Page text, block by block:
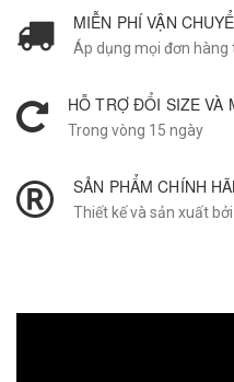
MIỄN PHÍ VẬN
Áp dụng mọi đơn hàng
HỖ TRỢ ĐỔI SIZE VÀ
Trong vòng 15 ngày
SẢN PHẨM CHÍNH
Thiết kế và sản xuất